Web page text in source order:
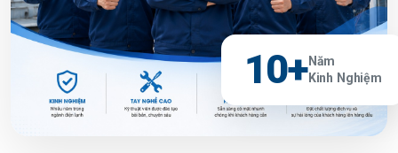
10+ Năm
Kinh Nghiệm